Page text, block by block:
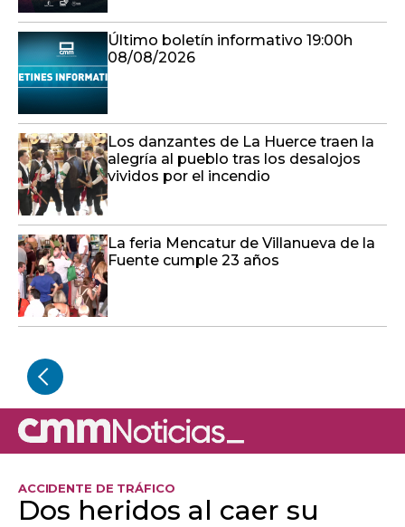
Último boletín informativo 19:00h
08/08/2026
Los danzantes de La Huerce traen la
alegría al pueblo tras los desalojos
vividos por el incendio
La feria Mencatur de Villanueva de la
Fuente cumple 23 años
ACCIDENTE DE TRÁFICO
Dos heridos al caer su